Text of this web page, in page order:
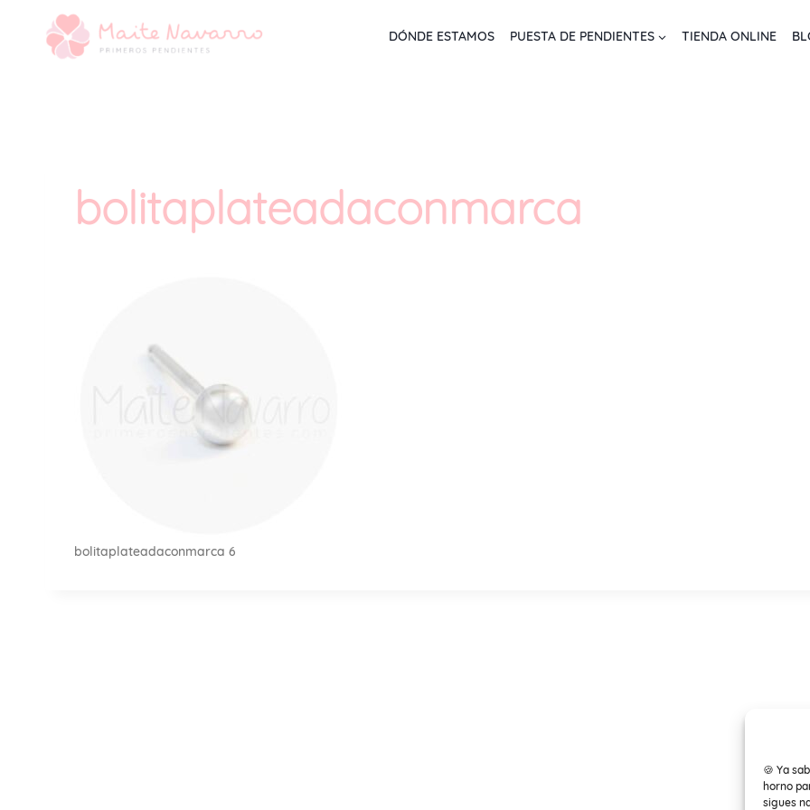
🍪 Ya
horno
sigues
DÓNDE ESTAMOS PUESTA DE PENDIENTES TIENDA ONLINE
bolitaplateadaconmarca
bolitaplateadaconmarca 6